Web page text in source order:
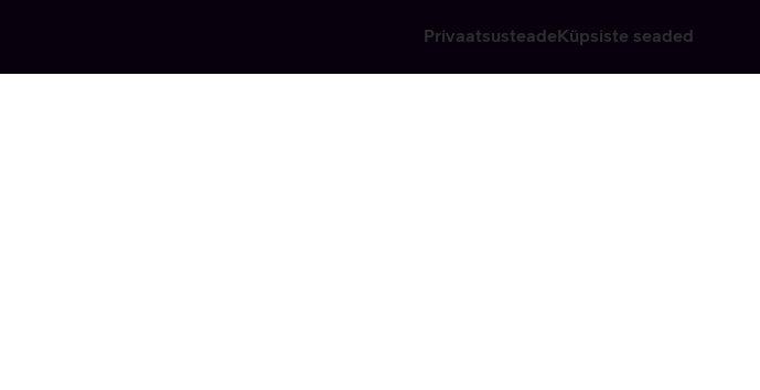
PrivaatsusteadeKüpsiste seaded